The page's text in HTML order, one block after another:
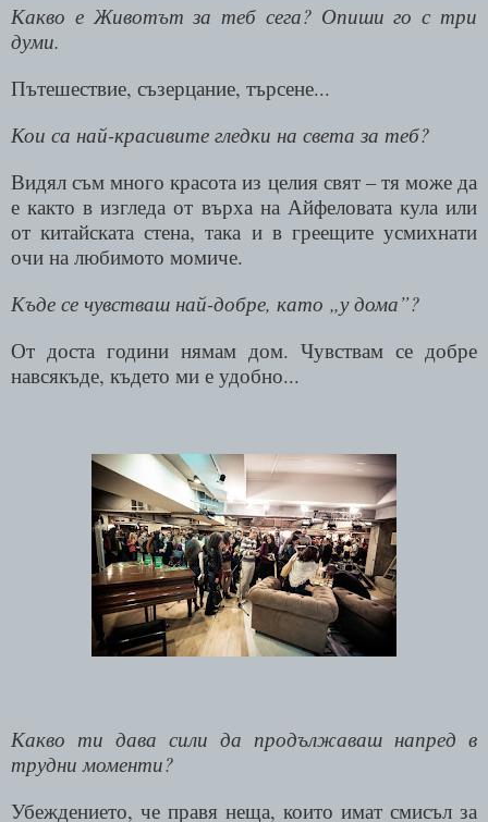
Какво е Животът за теб сега? Опиши го с три
думи.
Пътешествие, съзерцание, търсене...
Кои са най-красивите гледки на света за теб?
Видял съм много красота из целия свят – тя може да
е както в изгледа от върха на Айфеловата кула или
от китайската стена, така и в греещите усмихнати
очи на любимото момиче.
Къде се чувстваш най-добре, като „у дома”?
От доста години нямам дом. Чувствам се добре
навсякъде, където ми е удобно...
Какво ти дава сили да продължаваш напред в
трудни моменти?
Убеждението, че правя неща, които имат смисъл за